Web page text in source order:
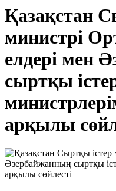
Қазақстан
министрі
елдері мен
сыртқы
арқылы